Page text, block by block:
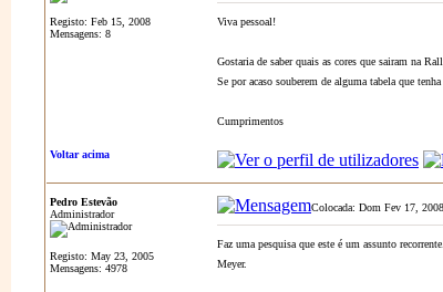
Registo: Feb 15, 2008
Mensagens: 8
Viva pessoal!
Gostaria de saber quais as cores que sairam na
Se por acaso souberem de alguma tabela que
Cumprimentos
Voltar acima
Pedro Estevão
Administrador
Registo: May 23, 2005
Mensagens: 4978
Colocada: Dom Fev 17,
Faz uma pesquisa que este é um assunto
Meyer.